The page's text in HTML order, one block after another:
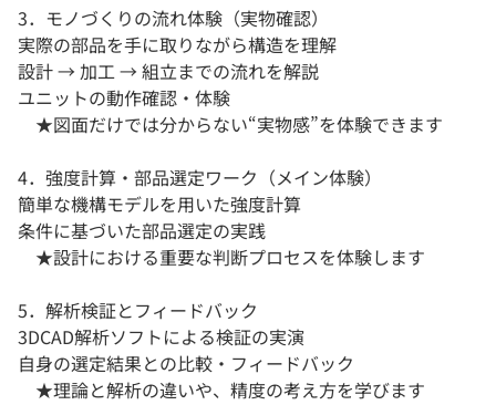
3．モノづくりの流れ体験（実物確認）
実際の部品を手に取りながら構造を理解
設計 → 加工 → 組立までの流れを解説
ユニットの動作確認・体験
★図面だけでは分からない“実物感”を体験できます
4．強度計算・部品選定ワーク（メイン体験）
簡単な機構モデルを用いた強度計算
条件に基づいた部品選定の実践
★設計における重要な判断プロセスを体験します
5．解析検証とフィードバック
3DCAD解析ソフトによる検証の実演
自身の選定結果との比較・フィードバック
★理論と解析の違いや、精度の考え方を学びます